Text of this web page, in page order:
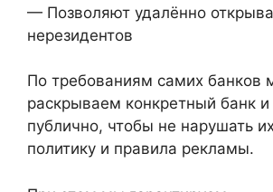
— Позволяют удалённо
нерезидентов
По требованиям самих банков
раскрываем конкретный банк и
публично, чтобы не нарушать
политику и правила рекламы.